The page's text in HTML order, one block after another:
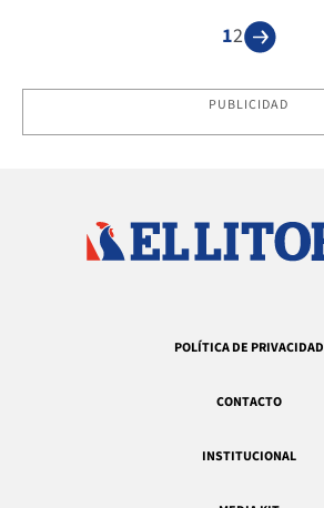
12
PUBLICIDAD
POLÍTICA DE PRIVACIDAD
CONTACTO
INSTITUCIONAL